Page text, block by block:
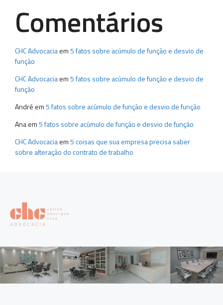
Comentários
CHC Advocaciaem5 fatos sobre acúmulo de função e desvio de
função
CHC Advocaciaem5 fatos sobre acúmulo de função e desvio de
função
André em5 fatos sobre acúmulo de função e desvio de função
Anaem5 fatos sobre acúmulo de função e desvio de função
CHC Advocaciaem5 coisas que sua empresa precisa saber
sobre alteração do contrato de trabalho